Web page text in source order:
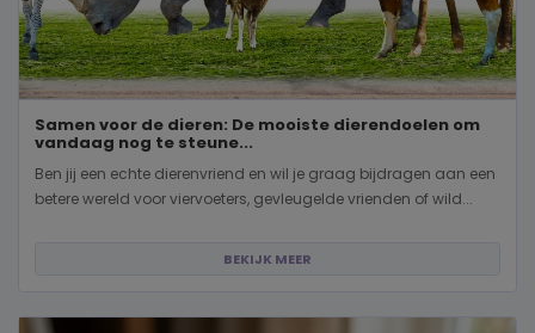
Samen voor de dieren: De mooiste dierendoelen om
vandaag nog te steune...
Ben jij een echte dierenvriend en wil je graag bijdragen aan een
betere wereld voor viervoeters, gevleugelde vrienden of wild...
BEKIJK MEER